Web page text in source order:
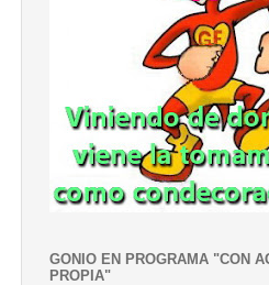
GONIO EN PROGRAMA "CON
PROPIA"